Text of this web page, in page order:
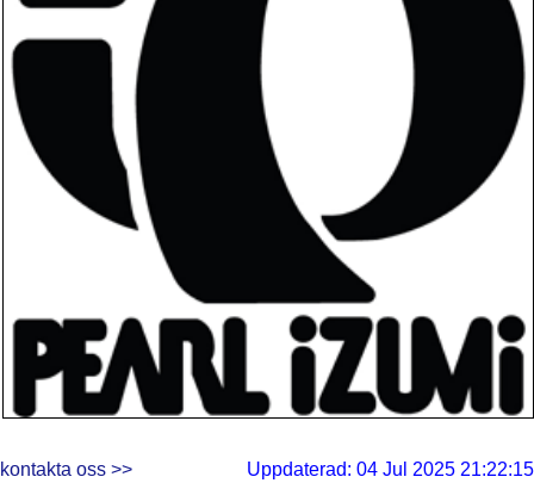
kontakta oss >> Uppdaterad: 04 Jul 2025 21:22:15